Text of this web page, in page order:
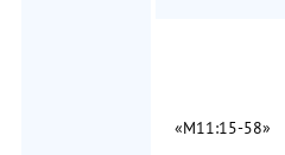
«М11:15-58»